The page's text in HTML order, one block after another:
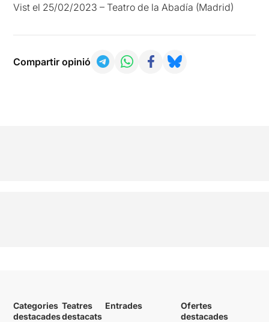
Vist el 25/02/2023 – Teatro de la Abadía (Madrid)
Compartir opinió
Categories
destacades
Teatres
destacats
Entrades
Ofertes
destacades